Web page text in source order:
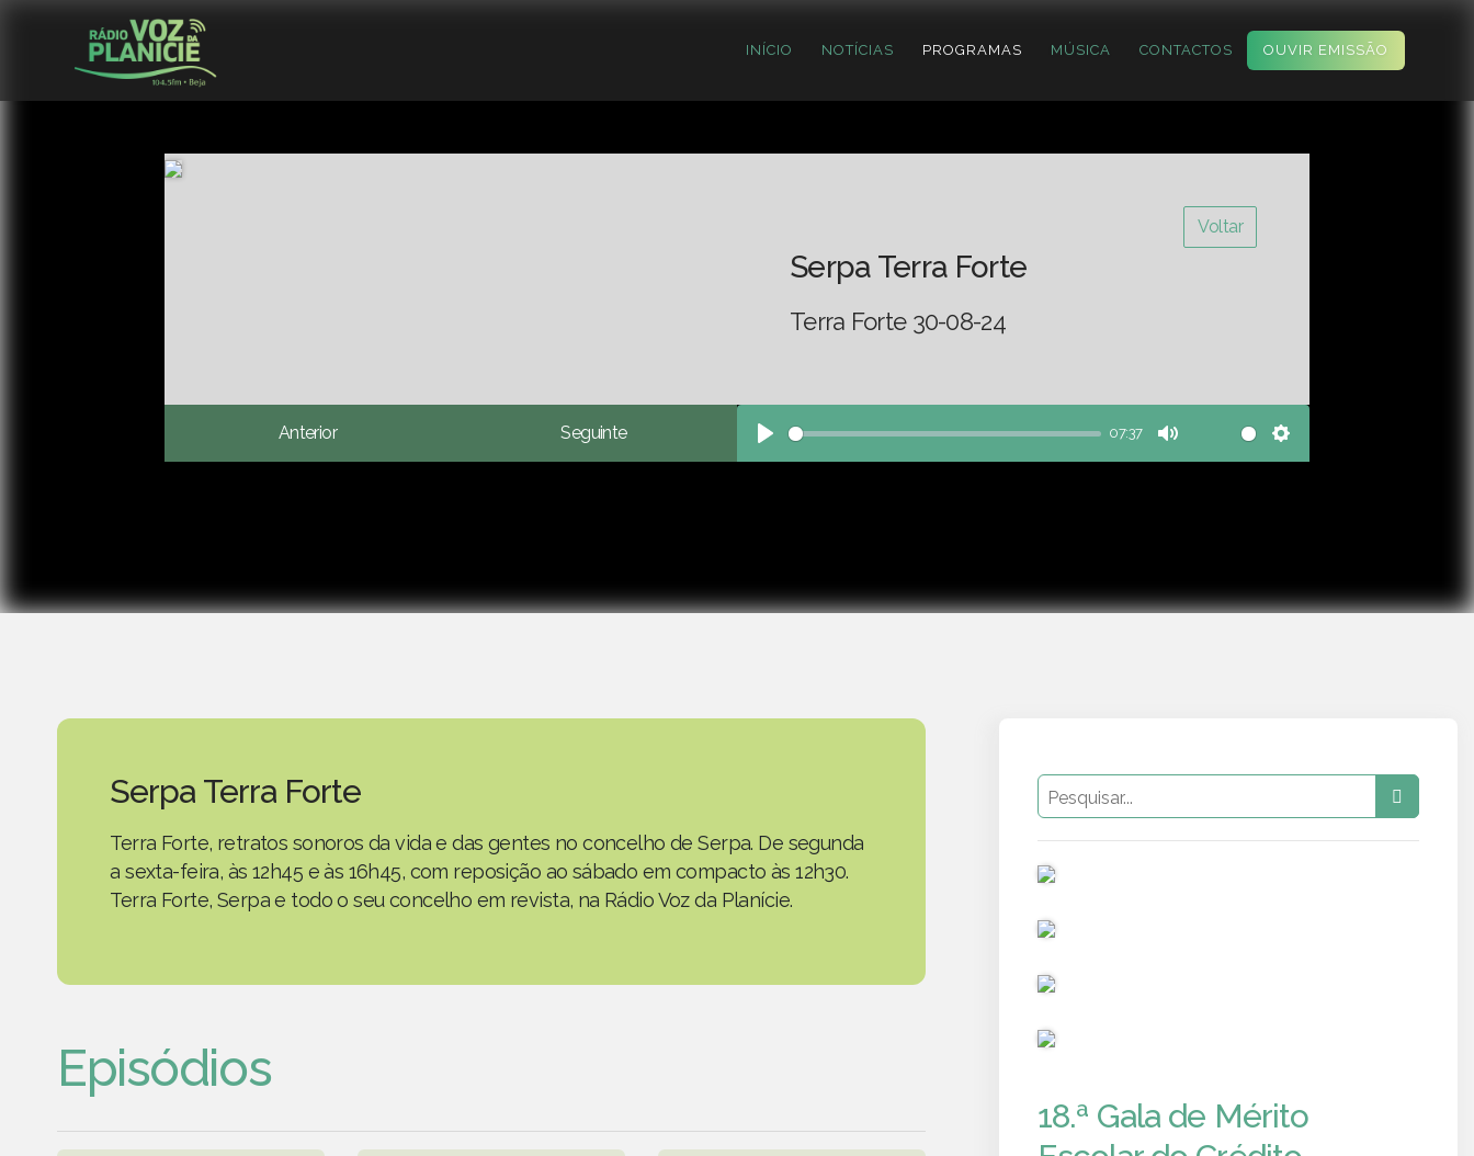
INÍCIO NOTÍCIAS PROGRAMAS MÚSICA CONTACTOS OUVIR EMISSÃO
Voltar
Serpa Terra Forte
Terra Forte 30-08-24
Anterior Seguinte
Play
07:37
Mute Settings
Serpa Terra Forte
Terra Forte, retratos sonoros da vida e das gentes no concelho de Serpa. De segunda
a sexta-feira, às 12h45 e às 16h45, com reposição ao sábado em compacto às 12h30.
Terra Forte, Serpa e todo o seu concelho em revista, na Rádio Voz da Planície.
Episódios
18.ª Gala de Mérito